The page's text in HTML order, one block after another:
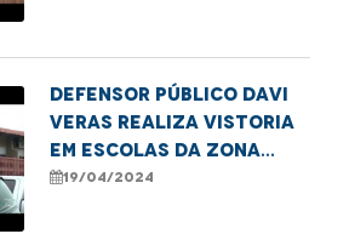
Defensor público Davi
Veras realiza vistoria
em escolas da Zona
Rural de São Luís
19/04/2024